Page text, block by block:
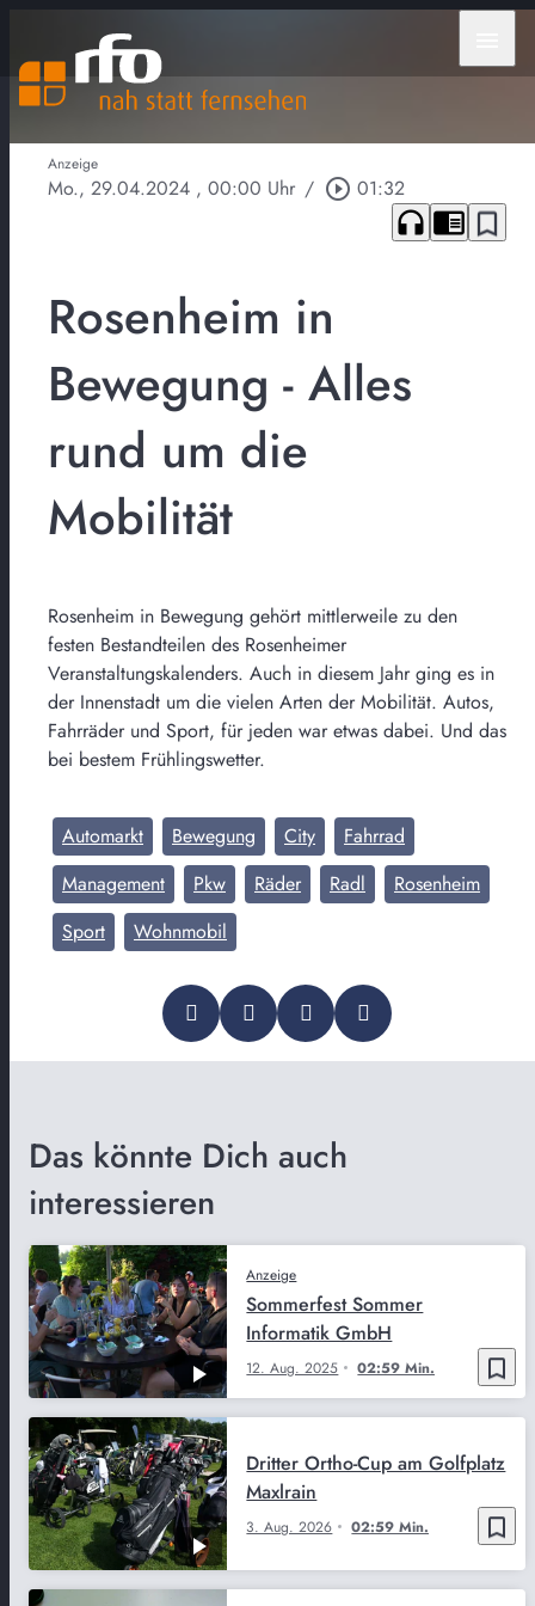
Anzeige
Mo., 29.04.2024 , 00:00 Uhr / play_circle_outline 01:32
headphones chrome_reader_mode bookmark_border
Rosenheim in
Bewegung - Alles
rund um die
Mobilität
Rosenheim in Bewegung gehört mittlerweile zu den
festen Bestandteilen des Rosenheimer
Veranstaltungskalenders. Auch in diesem Jahr ging es in
der Innenstadt um die vielen Arten der Mobilität. Autos,
Fahrräder und Sport, für jeden war etwas dabei. Und das
bei bestem Frühlingswetter.
Automarkt Bewegung City
Fahrrad
Management
Pkw Räder Radl
Rosenheim
Sport
Wohnmobil
Das könnte Dich auch
interessieren
bookmark_border
Anzeige
12. Aug. 2025 02:59 Min.
Sommerfest Sommer
Informatik GmbH
bookmark_border
3. Aug. 2026 02:59 Min.
Dritter Ortho-Cup am Golfplatz
Maxlrain